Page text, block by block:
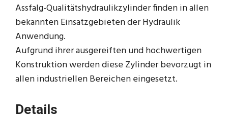
Assfalg-Qualitätshydraulikzylinder finden in allen
bekannten Einsatzgebieten der Hydraulik
Anwendung.
Aufgrund ihrer ausgereiften und hochwertigen
Konstruktion werden diese Zylinder bevorzugt in
allen industriellen Bereichen eingesetzt.
Details